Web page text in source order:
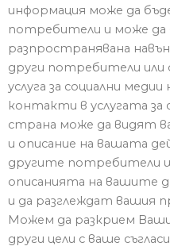
информация може да
потребители и може да
разпространявана
други потребители или
услуга за социални
контакти в услугата
страна може да видят
и описание на вашата
другите потребители
описанията на вашите
и да разглеждат вашия
Можем да разкрием Ваш
други цели с ваше